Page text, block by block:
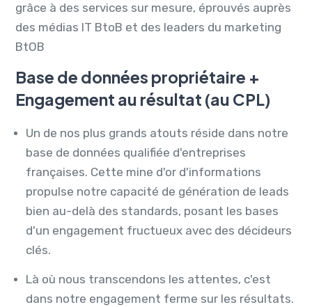
grâce à des services sur mesure, éprouvés auprès
des médias IT BtoB et des leaders du marketing
BtOB
Base de données propriétaire +
Engagement au résultat (au CPL)
Un de nos plus grands atouts réside dans notre
base de données qualifiée d'entreprises
françaises. Cette mine d'or d'informations
propulse notre capacité de génération de leads
bien au-delà des standards, posant les bases
d'un engagement fructueux avec des décideurs
clés.
Là où nous transcendons les attentes, c'est
dans notre engagement ferme sur les résultats.